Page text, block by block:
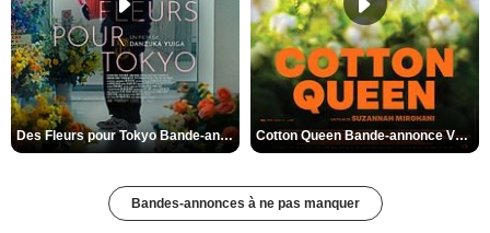
Des Fleurs pour Tokyo Bande-annonce VO STFR Cotton Queen Bande-annonce VO STFR
Bandes-annonces à ne pas manquer